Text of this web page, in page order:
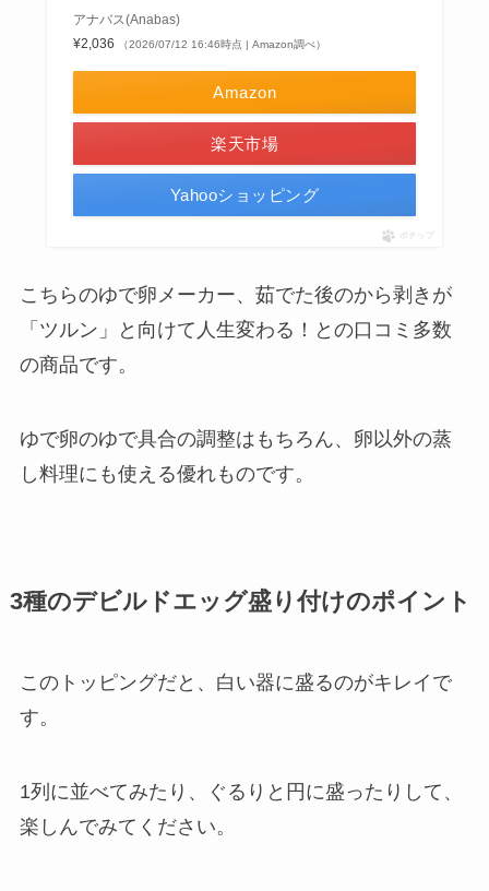
アナバス(Anabas)
¥2,036
（2026/07/12 16:46時点 | Amazon調べ）
Amazon
楽天市場
Yahooショッピング
ポチップ
こちらのゆで卵メーカー、茹でた後のから剥きが
「ツルン」と向けて人生変わる！との口コミ多数
の商品です。
ゆで卵のゆで具合の調整はもちろん、卵以外の蒸
し料理にも使える優れものです。
3種のデビルドエッグ盛り付けのポイント
このトッピングだと、白い器に盛るのがキレイで
す。
1列に並べてみたり、ぐるりと円に盛ったりして、
楽しんでみてください。